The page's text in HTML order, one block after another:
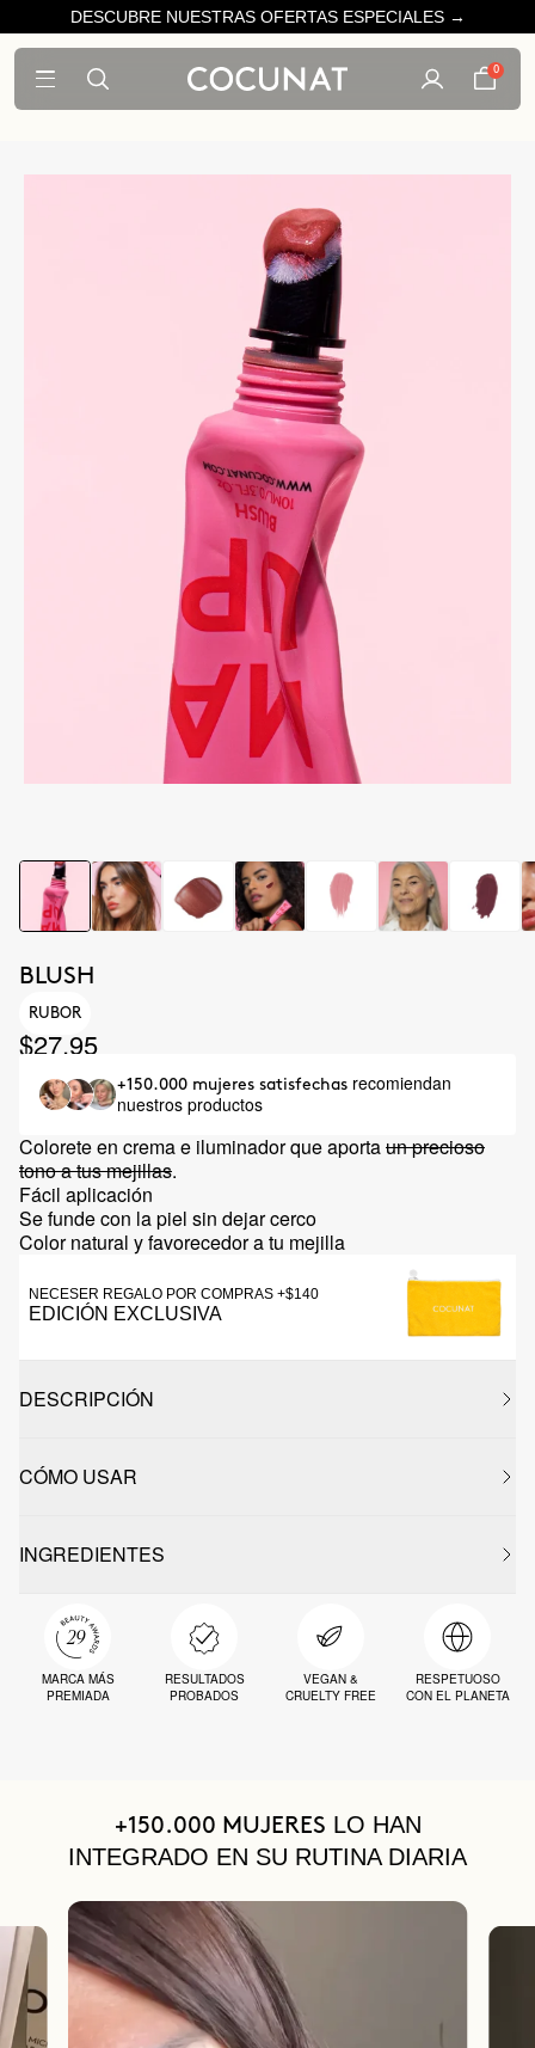
DESCUBRE NUESTRAS OFERTAS ESPECIALES →
0
BLUSH
RUBOR
$27.95
+150.000 mujeres satisfechas recomiendan
nuestros productos
Colorete en crema e iluminador que aportaun precioso
tono a tus mejillas.
Fácil aplicación
Se funde con la piel sin dejar cerco
Color natural y favorecedor a tu mejilla
NECESER REGALO POR COMPRAS +$140
EDICIÓN EXCLUSIVA
DESCRIPCIÓN
CÓMO USAR
INGREDIENTES
MARCA MÁS
PREMIADA
RESULTADOS
PROBADOS
VEGAN &
CRUELTY FREE
RESPETUOSO
CON EL PLANETA
+150.000 MUJERES LO HAN
INTEGRADO EN SU RUTINA DIARIA